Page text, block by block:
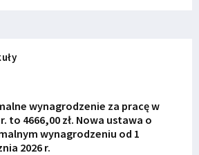
wynagrodzenie za pracę w
r. to 4666,00 zł. Nowa ustawa o
wynagrodzeniu od 1
2026 r.